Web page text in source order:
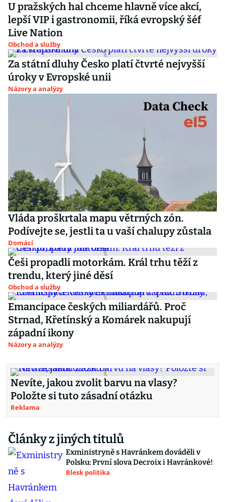
U pražských hal chceme hlavně více akcí,
lepší VIP i gastronomii, říká evropský šéf
Live Nation
Obchod a služby
Za státní dluhy Česko platí čtvrté nejvyšší
úroky v Evropské unii
Názory a analýzy
Vláda proškrtala mapu větrných zón.
Podívejte se, jestli ta u vaší chalupy zůstala
Domácí
Češi propadli motorkám. Král trhu těží z
trendu, který jiné děsí
Obchod a služby
Emancipace českých miliardářů. Proč
Strnad, Křetínský a Komárek nakupují
západní ikony
Názory a analýzy
Nevíte, jakou zvolit barvu na vlasy?
Položte si tuto zásadní otázku
Reklama
Články z jiných titulů
Exministryně s Havránkem dováděli v
Polsku: První slova Decroix i Havránkové!
Blesk politika